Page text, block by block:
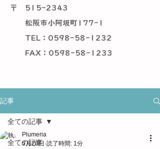
〒
515-2343
松阪市小阿坂町177-1
TEL：0598-58-1232
​ FAX：0598-58-1233
記事
全ての記事
全ての記事
Plumeria
5月20日 読了時間: 1分